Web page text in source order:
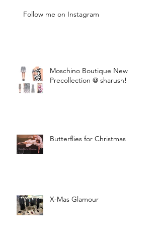
Follow me on Instagram
Moschino Boutique New
Precollection @ sharush!
Butterflies for Christmas
X-Mas Glamour